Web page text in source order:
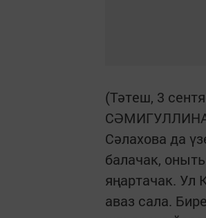
(Тәтеш, 3
СӘМИГУЛЛИНА,
Сәлахова да
балачак,
яңартачак. Ул
аваз сала.